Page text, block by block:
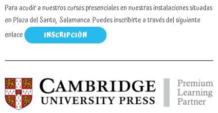
Para acudir a nuestros cursos presenciales en nuestras instalaciones situadas
en Plaza del Santo, Salamanca. Puedes inscribirte a través del siguiente
enlace
INSCRIPCIÓN